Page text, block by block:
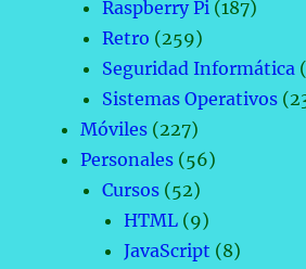
Raspberry Pi (187)
Retro (259)
Seguridad Informática
Sistemas Operativos
Móviles (227)
Personales (56)
Cursos (52)
HTML (9)
JavaScript (8)